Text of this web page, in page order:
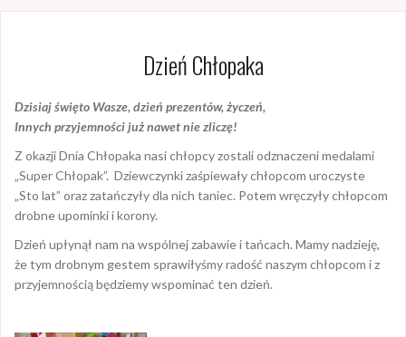
Dzień Chłopaka
Dzisiaj święto Wasze, dzień prezentów, życzeń,
Innych przyjemności już nawet nie zliczę!
Z okazji Dnia Chłopaka nasi chłopcy zostali odznaczeni medalami
„Super Chłopak”. Dziewczynki zaśpiewały chłopcom uroczyste
„Sto lat” oraz zatańczyły dla nich taniec. Potem wręczyły chłopcom
drobne upominki i korony.
Dzień upłynął nam na wspólnej zabawie i tańcach. Mamy nadzieję,
że tym drobnym gestem sprawiłyśmy radość naszym chłopcom i z
przyjemnością będziemy wspominać ten dzień.